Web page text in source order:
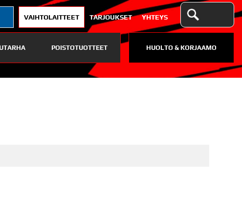
VAIHTOLAITTEET TARJOUKSET YHTEYS
POISTOTUOTTEET HUOLTO & KORJAAMO